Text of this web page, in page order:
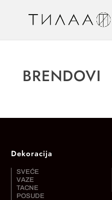
BRENDOVI
Dekoracija
SVEĆE
VAZE
TACNE
POSUDE